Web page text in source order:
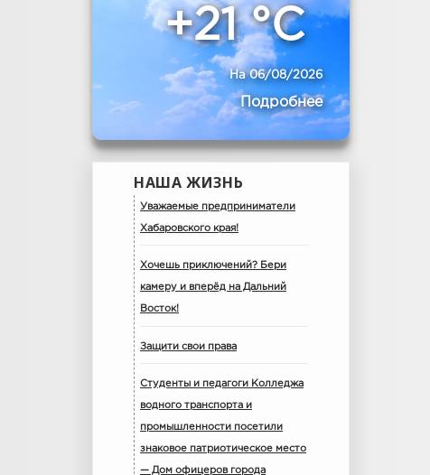
+21 °C
На 06/08/2026
Подробнее
НАША ЖИЗНЬ
Уважаемые предприниматели
Хабаровского края!
Хочешь приключений? Бери
камеру и вперёд на Дальний
Восток!
Защити свои права
Студенты и педагоги Колледжа
водного транспорта и
промышленности посетили
знаковое патриотическое место
— Дом офицеров города